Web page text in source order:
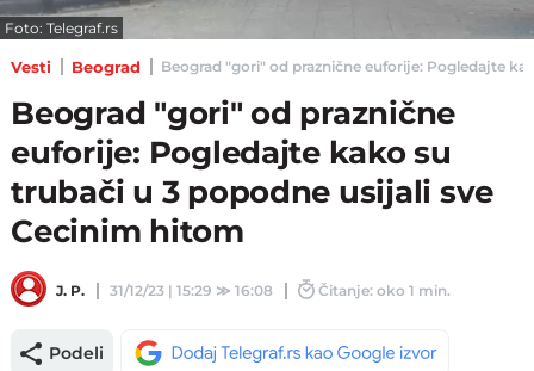
Foto: Telegraf.rs
Vesti Beograd Beograd "gori" od praznične euforije: Pogledajte
Beograd "gori" od praznične
euforije: Pogledajte kako su
trubači u 3 popodne usijali sve
Cecinim hitom
J. P. 31/12/23 | 15:29 ≫16:08 Čitanje: oko 1 min.
Podeli